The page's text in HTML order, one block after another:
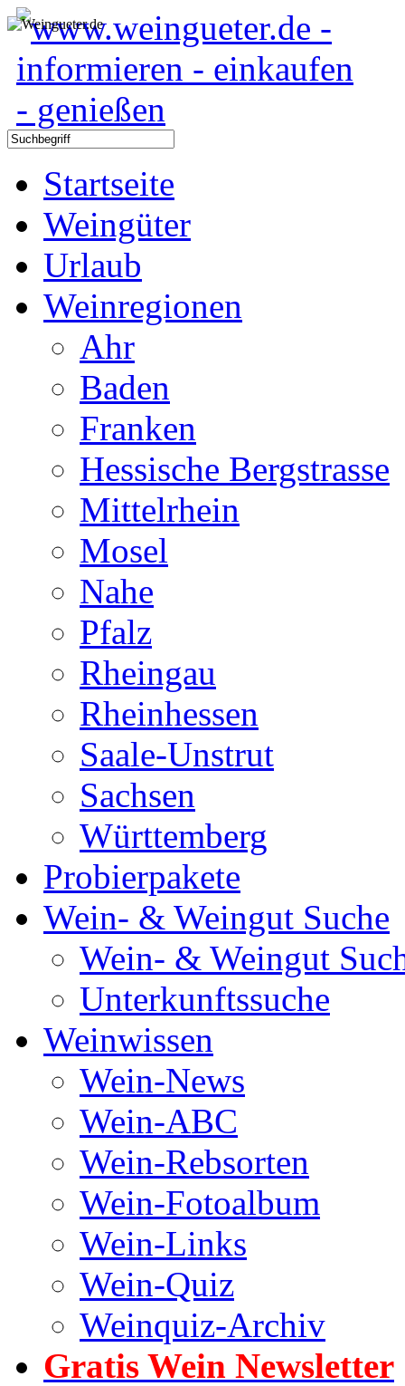
Startseite
Weingüter
Urlaub
Weinregionen
Ahr
Baden
Franken
Hessische Bergstrasse
Mittelrhein
Mosel
Nahe
Pfalz
Rheingau
Rheinhessen
Saale-Unstrut
Sachsen
Württemberg
Probierpakete
Wein- & Weingut Suche
Wein- & Weingut
Unterkunftssuche
Weinwissen
Wein-News
Wein-ABC
Wein-Rebsorten
Wein-Fotoalbum
Wein-Links
Wein-Quiz
Weinquiz-Archiv
Gratis Wein Newsletter